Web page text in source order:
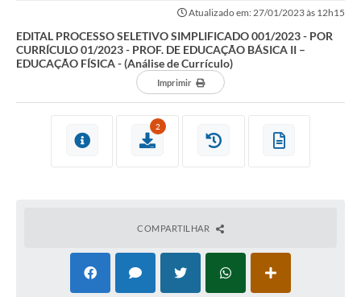
01/2023 - PROF. DE EDUCAÇÃO BÁSICA II –...
Atualizado em: 27/01/2023 às 12h15
EDITAL PROCESSO SELETIVO SIMPLIFICADO 001/2023 - POR
CURRÍCULO 01/2023 - PROF. DE EDUCAÇÃO BÁSICA II –
EDUCAÇÃO FÍSICA - (Análise de Currículo)
Imprimir
2
COMPARTILHAR